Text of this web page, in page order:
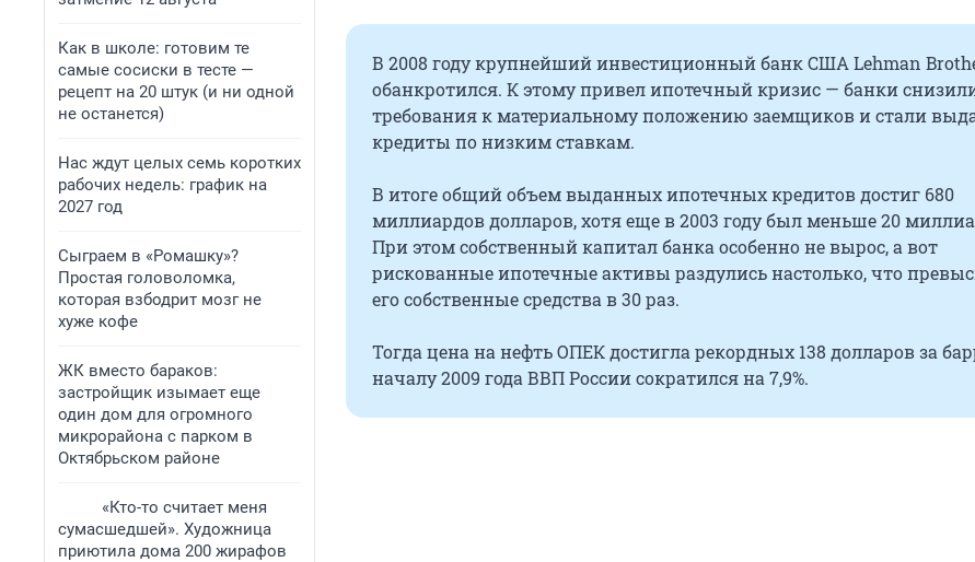
Как в школе: готовим те
самые сосиски в тесте —
рецепт на 20 штук (и ни одной
не останется)
Нас ждут целых семь коротких
рабочих недель: график на
2027 год
Сыграем в «Ромашку»?
Простая головоломка,
которая взбодрит мозг не
хуже кофе
ЖК вместо бараков:
застройщик изымает еще
один дом для огромного
микрорайона с парком в
Октябрьском районе
«Кто-то считает меня
сумасшедшей». Художница
приютила дома 200 жирафов
В 2008 году крупнейший инвестиционный банк США Lehman
обанкротился. К этому привел ипотечный кризис — банки
требования к материальному положению заемщиков и стали
кредиты по низким ставкам.
В итоге общий объем выданных ипотечных кредитов достиг 680
миллиардов долларов, хотя еще в 2003 году был меньше 20
При этом собственный капитал банка особенно не вырос, а вот
рискованные ипотечные активы раздулись настолько, что
его собственные средства в 30 раз.
Тогда цена на нефть ОПЕК достигла рекордных 138 долларов за
началу 2009 года ВВП России сократился на 7,9%.